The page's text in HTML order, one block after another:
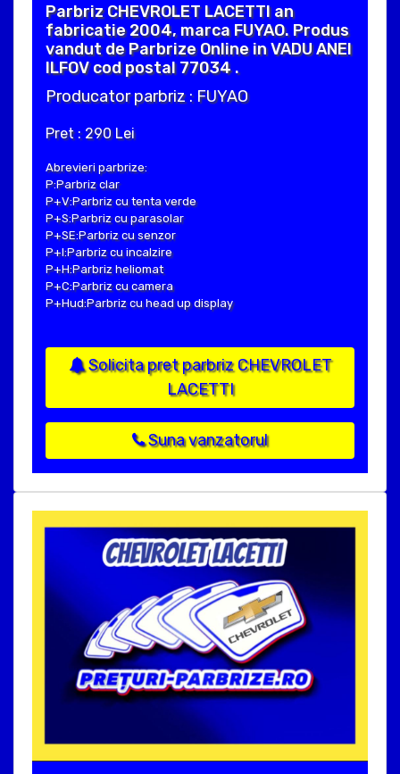
Parbriz CHEVROLET LACETTI an
fabricatie 2004, marca FUYAO. Produs
vandut de Parbrize Online in VADU ANEI
ILFOV cod postal 77034 .
Producator parbriz : FUYAO
Pret : 290 Lei
Abrevieri parbrize:
P:Parbriz clar
P+V:Parbriz cu tenta verde
P+S:Parbriz cu parasolar
P+SE:Parbriz cu senzor
P+I:Parbriz cu incalzire
P+H:Parbriz heliomat
P+C:Parbriz cu camera
P+Hud:Parbriz cu head up display
Solicita pret parbriz CHEVROLET
LACETTI
Suna vanzatorul